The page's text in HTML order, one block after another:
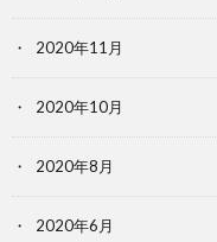
2020年11月
2020年10月
2020年8月
2020年6月